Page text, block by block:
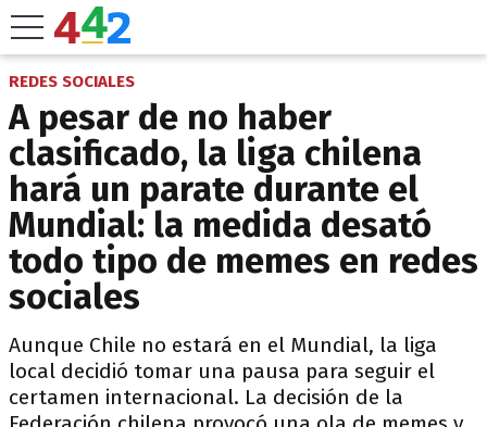
REDES SOCIALES
A pesar de no haber
clasificado, la liga chilena
hará un parate durante el
Mundial: la medida desató
todo tipo de memes en redes
sociales
Aunque Chile no estará en el Mundial, la liga
local decidió tomar una pausa para seguir el
certamen internacional. La decisión de la